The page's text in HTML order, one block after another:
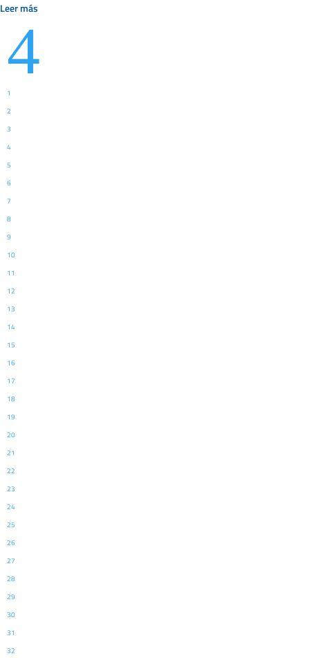
Leer más
4
1
2
3
4
5
6
7
8
9
10
11
12
13
14
15
16
17
18
19
20
21
22
23
24
25
26
27
28
29
30
31
32